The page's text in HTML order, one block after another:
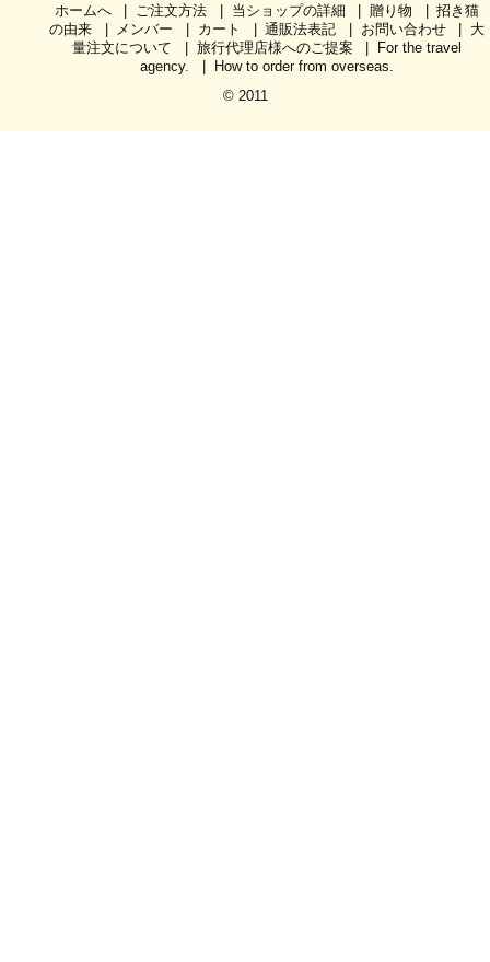
ホームへ ご注文方法 当ショップの詳細 贈り物
招き猫
の由来
メンバー カート 通販法表記 お問い合わせ
大
量注文について
旅行代理店様へのご提案
For the travel
agency.
How to order from overseas.
© 2011